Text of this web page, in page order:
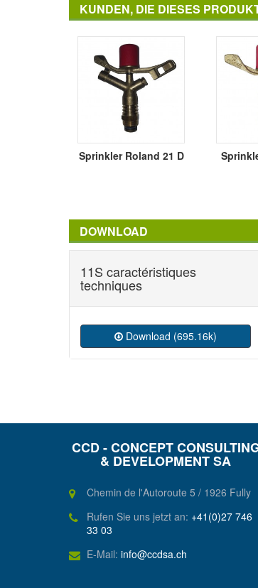
KUNDEN, DIE DIESES
Sprinkler Roland 21 D
DOWNLOAD
11S caractéristiques
techniques
Download (695.16k)
CCD - CONCEPT
& DEVELOPMENT SA
Chemin de l'Autoroute 5 / 1926 Fully
Rufen Sie uns jetzt an: +41(0)27 746
33 03
E-Mail: info@ccdsa.ch